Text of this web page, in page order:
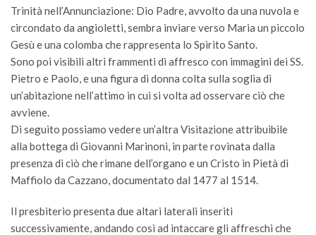
Trinità nell’Annunciazione: Dio Padre, avvolto da una nuvola e
circondato da angioletti, sembra inviare verso Maria un piccolo
Gesù e una colomba che rappresenta lo Spirito Santo.
Sono poi visibili altri frammenti di affresco con immagini dei SS.
Pietro e Paolo, e una figura di donna colta sulla soglia di
un’abitazione nell’attimo in cui si volta ad osservare ciò che
avviene.
Di seguito possiamo vedere un’altra Visitazione attribuibile
alla bottega di Giovanni Marinoni, in parte rovinata dalla
presenza di ciò che rimane dell’organo e un Cristo in Pietà di
Maffiolo da Cazzano, documentato dal 1477 al 1514.
Il presbiterio presenta due altari laterali inseriti
successivamente, andando così ad intaccare gli affreschi che